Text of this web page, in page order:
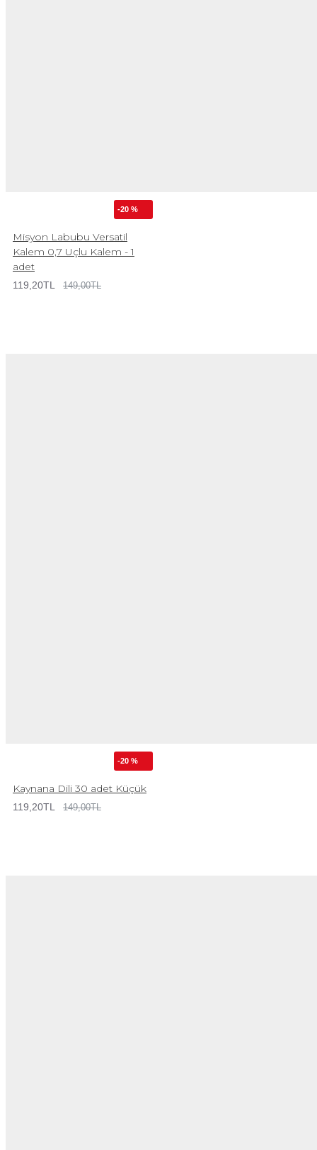
-20 %
Misyon Labubu Versatil
Kalem 0,7 Uçlu Kalem - 1
adet
119,20TL 149,00TL
-20 %
Kaynana Dili 30 adet Küçük
119,20TL 149,00TL